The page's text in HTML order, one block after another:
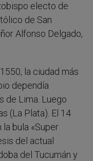
electo de
de San
Alfonso Delgado,
la ciudad más
dependía
de Lima. Luego
(La Plata). El 14
la bula «Super
del actual
del Tucumán y